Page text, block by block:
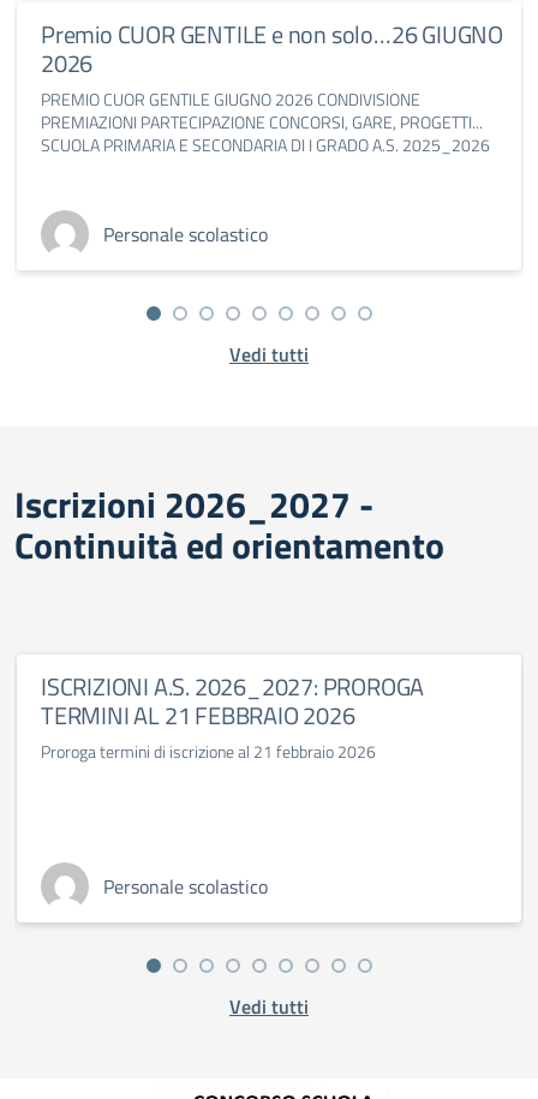
Premio CUOR GENTILE e non solo…26 GIUGNO
2026
PREMIO CUOR GENTILE GIUGNO 2026 CONDIVISIONE
PREMIAZIONI PARTECIPAZIONE CONCORSI, GARE, PROGETTI...
SCUOLA PRIMARIA E SECONDARIA DI I GRADO A.S. 2025_2026
Personale scolastico
Vedi tutti
Iscrizioni 2026_2027 -
Continuità ed orientamento
ISCRIZIONI A.S. 2026_2027: PROROGA
TERMINI AL 21 FEBBRAIO 2026
Proroga termini di iscrizione al 21 febbraio 2026
Personale scolastico
Vedi tutti